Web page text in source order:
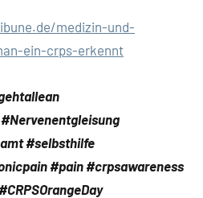
medizin-und-
ein-crps-erkennt
#selbsthilfe
#pain #crpsawareness